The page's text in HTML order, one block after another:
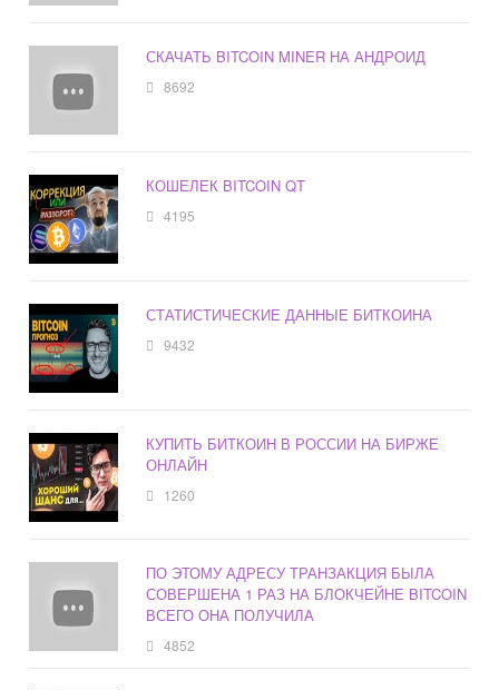
СКАЧАТЬ BITCOIN MINER НА АНДРОИД
8692
КОШЕЛЕК BITCOIN QT
4195
СТАТИСТИЧЕСКИЕ ДАННЫЕ БИТКОИНА
9432
КУПИТЬ БИТКОИН В РОССИИ НА БИРЖЕ
ОНЛАЙН
1260
ПО ЭТОМУ АДРЕСУ ТРАНЗАКЦИЯ БЫЛА
СОВЕРШЕНА 1 РАЗ НА БЛОКЧЕЙНЕ BITCOIN
ВСЕГО ОНА ПОЛУЧИЛА
4852